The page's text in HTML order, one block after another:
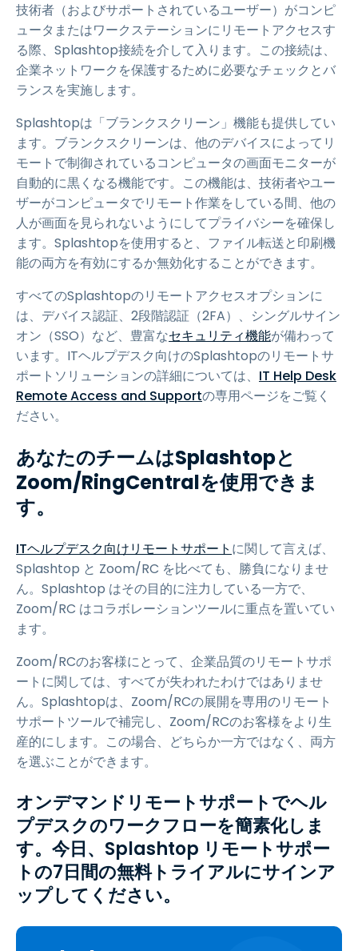
技術者（およびサポートされているユーザー）がコンピ
ュータまたはワークステーションにリモートアクセスす
る際、Splashtop接続を介して入ります。この接続は、
企業ネットワークを保護するために必要なチェックとバ
ランスを実施します。
Splashtopは「ブランクスクリーン」機能も提供してい
ます。ブランクスクリーンは、他のデバイスによってリ
モートで制御されているコンピュータの画面モニターが
自動的に黒くなる機能です。この機能は、技術者やユー
ザーがコンピュータでリモート作業をしている間、他の
人が画面を見られないようにしてプライバシーを確保し
ます。Splashtopを使用すると、ファイル転送と印刷機
能の両方を有効にするか無効化することができます。
すべてのSplashtopのリモートアクセスオプションに
は、デバイス認証、2段階認証（2FA）、シングルサイン
オン（SSO）など、豊富なセキュリティ機能が備わって
います。ITヘルプデスク向けのSplashtopのリモートサ
ポートソリューションの詳細については、 IT Help Desk
Remote Access and Supportの専用ページをご覧く
ださい。
あなたのチームはSplashtopと
Zoom/RingCentralを使用できま
す。
ITヘルプデスク向けリモートサポート に関して言えば、
Splashtop と Zoom/RC を比べても、勝負になりませ
ん。Splashtop はその目的に注力している一方で、
Zoom/RC はコラボレーションツールに重点を置いてい
ます。
Zoom/RCのお客様にとって、企業品質のリモートサポ
ートに関しては、すべてが失われたわけではありませ
ん。Splashtopは、Zoom/RCの展開を専用のリモート
サポートツールで補完し、Zoom/RCのお客様をより生
産的にします。この場合、どちらか一方ではなく、両方
を選ぶことができます。
オンデマンドリモートサポートでヘル
プデスクのワークフローを簡素化しま
す。今日、Splashtop リモートサポー
トの7日間の無料トライアルにサインア
ップしてください。